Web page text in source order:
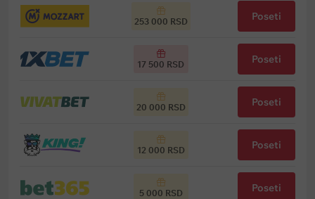
253 000 RSD Poseti
17 500 RSD Poseti
20 000 RSD Poseti
12 000 RSD Poseti
5 000 RSD Poseti